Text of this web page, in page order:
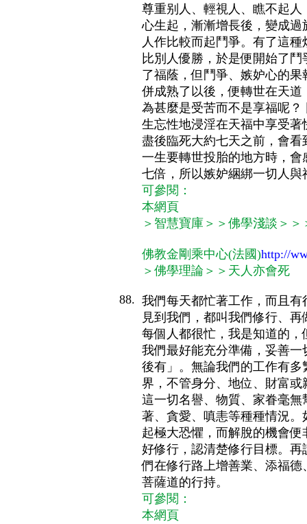
尊重别人、輕視人、瞧不起
心生起，漸漸增長後，變成
人作比較而起鬥爭。有了這
比別人優勝，於是便開始了
了福蔭，但鬥爭、嫉妒心的
併成熟了以後，便轉世在天道
為甚麼是受苦而不是享福呢
生忘性地浸淫在天福中享受
盡後臨死大約七天之前，會
一生要轉世投胎的地方時，
七倍，所以嫉妒綑綁一切人與
可參閱：
本網頁
＞智慧寶庫＞＞佛學淺談＞
佛教金剛乘中心(法國)http://
＞佛學理論＞＞天人亦會死
88. 我們每天都忙著工作，而且
見到我們，都叫我們修行、
每個人都很忙，我是知道的
我們最好能充分準備，妥善
後有」。無論我們的工作有
界，不管身分、地位、財富
這一切名譽、物質、家眷毫
著、貪愛、嗔恚等種種情況
起極大恐懼，而解脫的機會
好修行，認清楚修行目標。
們在修行路上增善業、添福
菩薩道的行持。
可參閱：
本網頁